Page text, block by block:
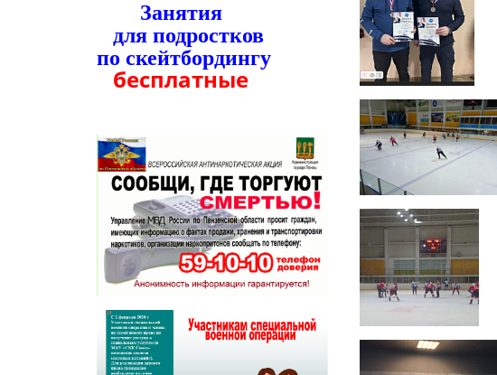
Занятия
для подростков
по скейтбордингу
бесплатные